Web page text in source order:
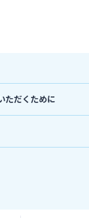
ただくために